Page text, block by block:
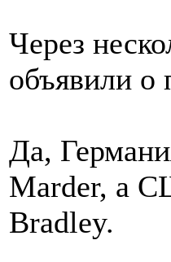
Через
объявили о
Да,
Marder, а
Bradley.